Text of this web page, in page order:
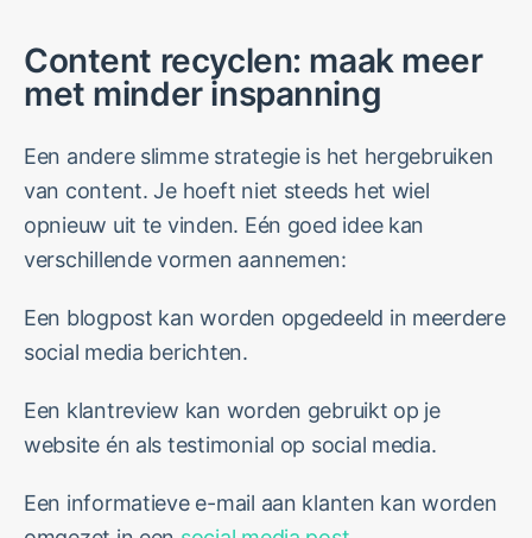
Content recyclen: maak meer
met minder inspanning
Een andere slimme strategie is het hergebruiken
van content. Je hoeft niet steeds het wiel
opnieuw uit te vinden. Eén goed idee kan
verschillende vormen aannemen:
Een blogpost kan worden opgedeeld in meerdere
social media berichten.
Een klantreview kan worden gebruikt op je
website én als testimonial op social media.
Een informatieve e-mail aan klanten kan worden